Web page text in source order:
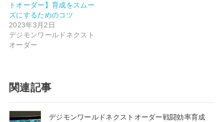
トオーダー】育成をスムー
ズにするためのコツ
2023年3月2日
デジモンワールドネクスト
オーダー
関連記事
デジモンワールドネクストオーダー戦闘効率育成